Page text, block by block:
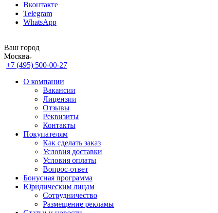
Вконтакте
Telegram
WhatsApp
Ваш город
Москва
+7 (495) 500-00-27
О компании
Вакансии
Лицензии
Отзывы
Реквизиты
Контакты
Покупателям
Как сделать заказ
Условия доставки
Условия оплаты
Вопрос-ответ
Бонусная программа
Юридическим лицам
Сотрудничество
Размещение рекламы